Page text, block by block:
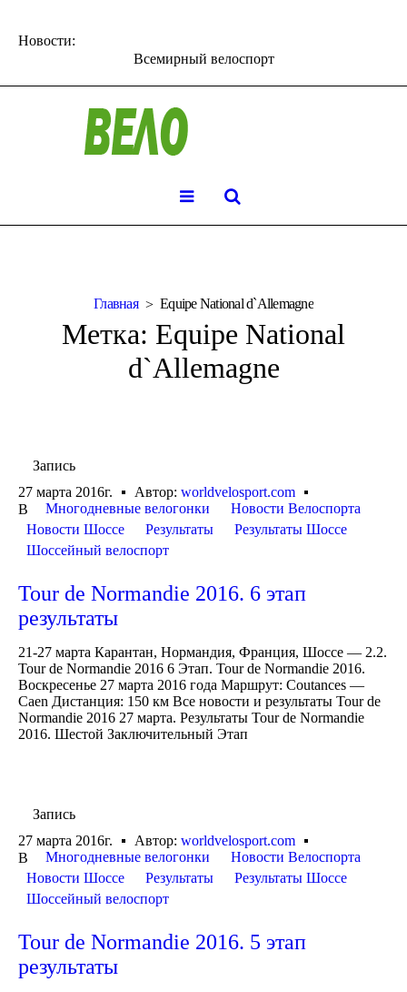
Новости:
Всемирный велоспорт
Главная Equipe National d`Allemagne
Метка: Equipe National
d`Allemagne
Запись
27 марта 2016г.
Автор: worldvelosport.com
В
Многодневные велогонки
Новости Велоспорта
Новости Шоссе
Результаты
Результаты Шоссе
Шоссейный велоспорт
Tour de Normandie 2016. 6 этап
результаты
21-27 марта Карантан, Нормандия, Франция, Шоссе — 2.2.
Tour de Normandie 2016 6 Этап. Tour de Normandie 2016.
Воскресенье 27 марта 2016 года Маршрут: Coutances —
Caen Дистанция: 150 км Все новости и результаты Tour de
Normandie 2016 27 марта. Результаты Tour de Normandie
2016. Шестой Заключительный Этап
Запись
27 марта 2016г.
Автор: worldvelosport.com
В
Многодневные велогонки
Новости Велоспорта
Новости Шоссе
Результаты
Результаты Шоссе
Шоссейный велоспорт
Tour de Normandie 2016. 5 этап
результаты